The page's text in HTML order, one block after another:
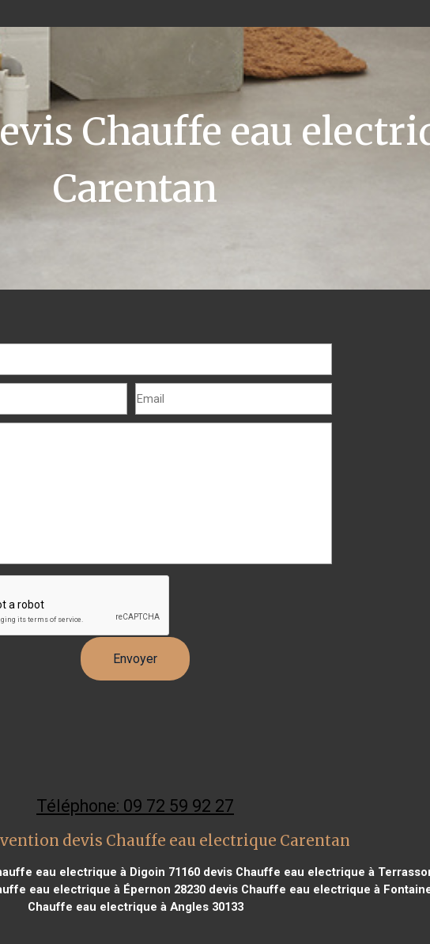
Chauffe eau
Carentan
Téléphone: 09 72 59 92 27
devis Chauffe eau electrique Carentan
eau electrique à Digoin 71160devis Chauffe eau electrique à
eau electrique à Épernon 28230devis Chauffe eau electrique à
Chauffe eau electrique à Angles 30133